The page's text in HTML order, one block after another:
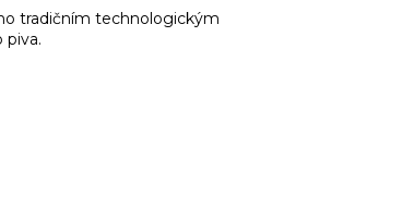
tradičním technologickým
piva.